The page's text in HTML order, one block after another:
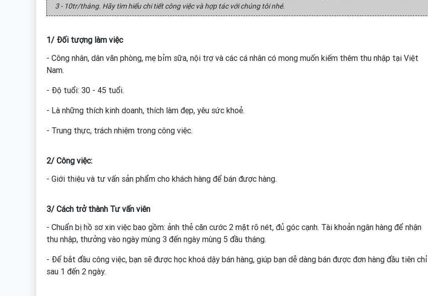
3 - 10tr/tháng. Hãy tìm hiểu chi tiết công việc và hợp tác với chúng tôi nhé.
1/ Đối tượng làm việc
- Công nhân, dân văn phòng, mẹ bỉm sữa, nội trợ và các cá nhân có mong muốn kiếm thêm thu nhập tại Việt
Nam.
- Độ tuổi: 30 - 45 tuổi.
- Là những thích kinh doanh, thích làm đẹp, yêu sức khoẻ.
- Trung thực, trách nhiệm trong công việc.
2/ Công việc:
- Giới thiệu và tư vấn sản phẩm cho khách hàng để bán được hàng.
3/ Cách trở thành Tư vấn viên
- Chuẩn bị hồ sơ xin việc bao gồm: ảnh thẻ căn cước 2 mặt rõ nét, đủ góc cạnh. Tài khoản ngân hàng để nhận
thu nhập, thưởng vào ngày mùng 3 đến ngày mùng 5 đầu tháng.
- Để bắt đầu công việc, bạn sẽ được học khoá dậy bán hàng, giúp bạn dễ dàng bán được đơn hàng đầu tiên chỉ
sau 1 đến 2 ngày.